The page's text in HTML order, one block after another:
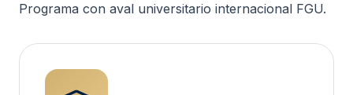
Programa con aval universitario internacional FGU.